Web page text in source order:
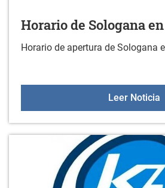
Horario de Sologana
Horario de apertura de Sologana
Leer Noticia